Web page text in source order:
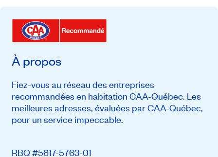
À propos
Fiez-vous au réseau des entreprises
recommandées en habitation CAA-Québec. Les
meilleures adresses, évaluées par CAA-Québec,
pour un service impeccable.
RBQ #5617-5763-01